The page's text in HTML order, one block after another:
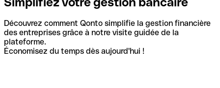
Découvrez comment Qonto simplifie la gestion financière
des entreprises grâce à notre visite guidée de la
plateforme.
Économisez du temps dès aujourd'hui !